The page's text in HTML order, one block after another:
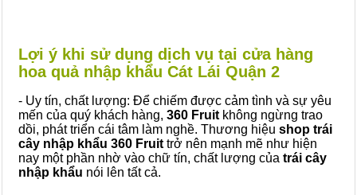
Lợi ý khi sử dụng dịch vụ tại cửa hàng
hoa quả nhập khẩu Cát Lái Quận 2
- Uy tín, chất lượng: Để chiếm được cảm tình và sự yêu
mến của quý khách hàng, 360 Fruit không ngừng trao
dồi, phát triển cái tâm làm nghề. Thương hiệu shop trái
cây nhập khẩu 360 Fruit trở nên mạnh mẽ như hiện
nay một phần nhờ vào chữ tín, chất lượng của trái cây
nhập khẩu nói lên tất cả.